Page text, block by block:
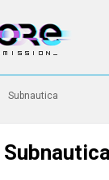
Subnautica
Subnautica